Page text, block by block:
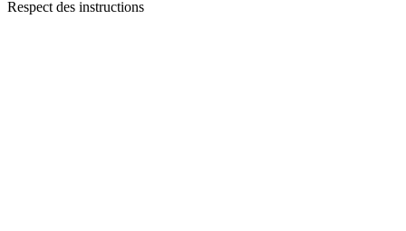
Respect des instructions